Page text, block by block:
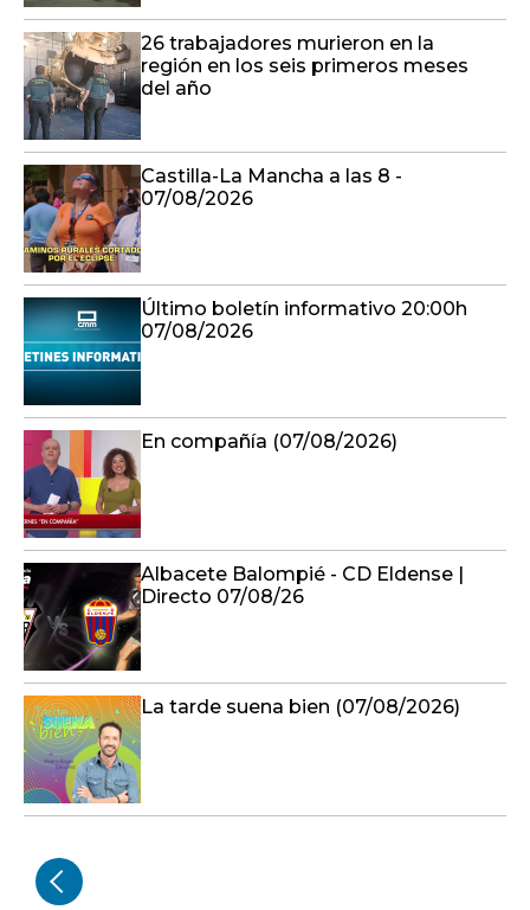
26 trabajadores murieron en la
región en los seis primeros meses
del año
Castilla-La Mancha a las 8 -
07/08/2026
Último boletín informativo 20:00h
07/08/2026
En compañía (07/08/2026)
Albacete Balompié - CD Eldense |
Directo 07/08/26
La tarde suena bien (07/08/2026)